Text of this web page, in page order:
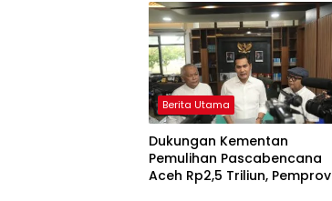
Berita Utama
Dukungan Kementan
Pemulihan Pascabencana
Aceh Rp2,5 Triliun, Pemprov